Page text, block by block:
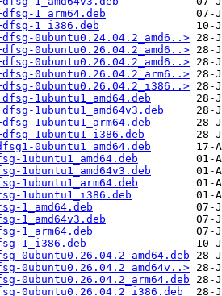
1_arm64.deb
1_i386.deb
0ubuntu0.24.04.2_amd6..>
0ubuntu0.26.04.2_amd6..>
0ubuntu0.26.04.2_amd6..>
0ubuntu0.26.04.2_arm6..>
0ubuntu0.26.04.2_i386..>
1ubuntu1_amd64.deb
1ubuntu1_amd64v3.deb
1ubuntu1_arm64.deb
1ubuntu1_i386.deb
0ubuntu1_amd64.deb
1ubuntu1_amd64.deb
1ubuntu1_amd64v3.deb
1ubuntu1_arm64.deb
1ubuntu1_i386.deb
1_amd64.deb
1_amd64v3.deb
1_arm64.deb
1_i386.deb
0ubuntu0.26.04.2_amd64.deb
0ubuntu0.26.04.2_amd64v..>
0ubuntu0.26.04.2_arm64.deb
0ubuntu0.26.04.2_i386.deb